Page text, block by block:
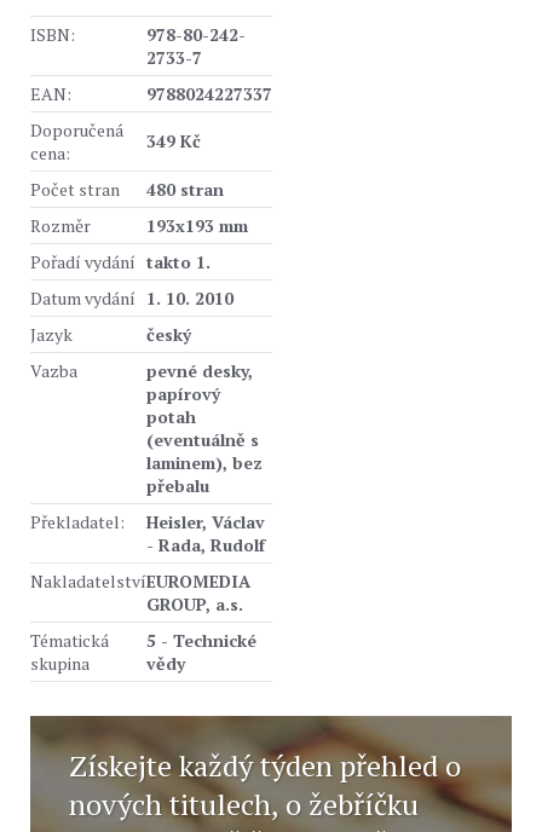
ISBN:
978-80-242-
2733-7
EAN:
9788024227337
Doporučená
cena:
349 Kč
Počet stran
480 stran
Rozměr
193x193 mm
Pořadí vydání takto 1.
Datum vydání 1. 10. 2010
Jazyk
český
Vazba
pevné desky,
papírový
potah
(eventuálně s
laminem), bez
přebalu
Překladatel:
Heisler, Václav
- Rada, Rudolf
NakladatelstvíEUROMEDIA
GROUP, a.s.
Tématická
skupina
5 - Technické
vědy
Získejte každý týden přehled o
nových titulech, o žebříčku